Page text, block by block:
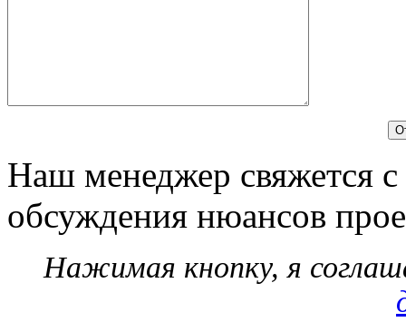
Наш менеджер свяжется
обсуждения нюансов
Нажимая кнопку, я